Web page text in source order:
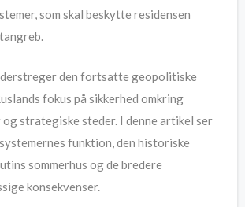
som skal beskytte residensen
den fortsatte geopolitiske
fokus på sikkerhed omkring
strategiske steder. I denne artikel ser
funktion, den historiske
sommerhus og de bredere
konsekvenser.